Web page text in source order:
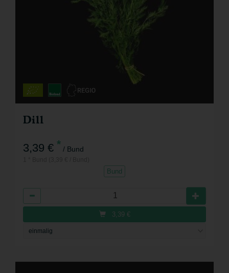
Dill
3,39 € * / Bund
Bund
3,39 €